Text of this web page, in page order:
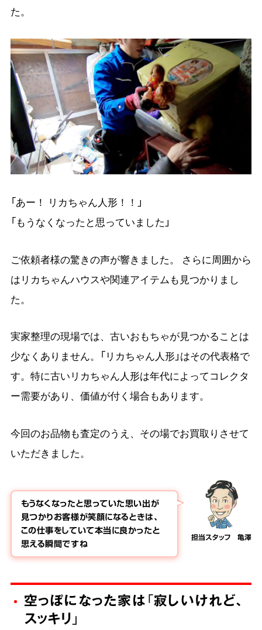
た。
「あー！ リカちゃん人形！！」
「もうなくなったと思っていました」
ご依頼者様の驚きの声が響きました。 さらに周囲から
はリカちゃんハウスや関連アイテムも見つかりまし
た。
実家整理の現場では、古いおもちゃが見つかることは
少なくありません。「リカちゃん人形」はその代表格で
す。特に古いリカちゃん人形は年代によってコレクタ
ー需要があり、価値が付く場合もあります。
今回のお品物も査定のうえ、その場でお買取りさせて
いただきました。
担当スタッフ 亀澤
もうなくなったと思っていた思い出が
見つかりお客様が笑顔になるときは、
この仕事をしていて本当に良かったと
思える瞬間ですね
空っぽになった家は「寂しいけれど、
スッキリ」